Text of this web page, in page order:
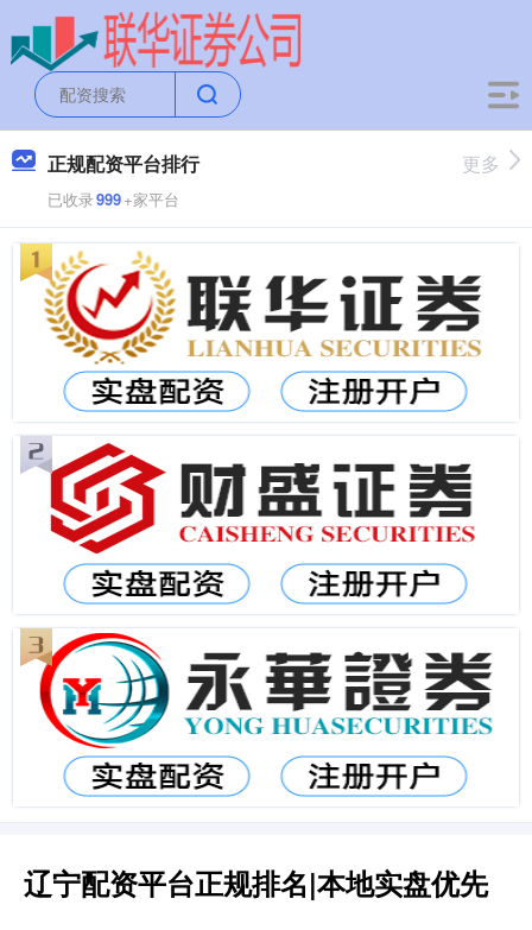
正规配资平台排行
已收录999+家平台
更多
辽宁配资平台正规排名|本地实盘优先